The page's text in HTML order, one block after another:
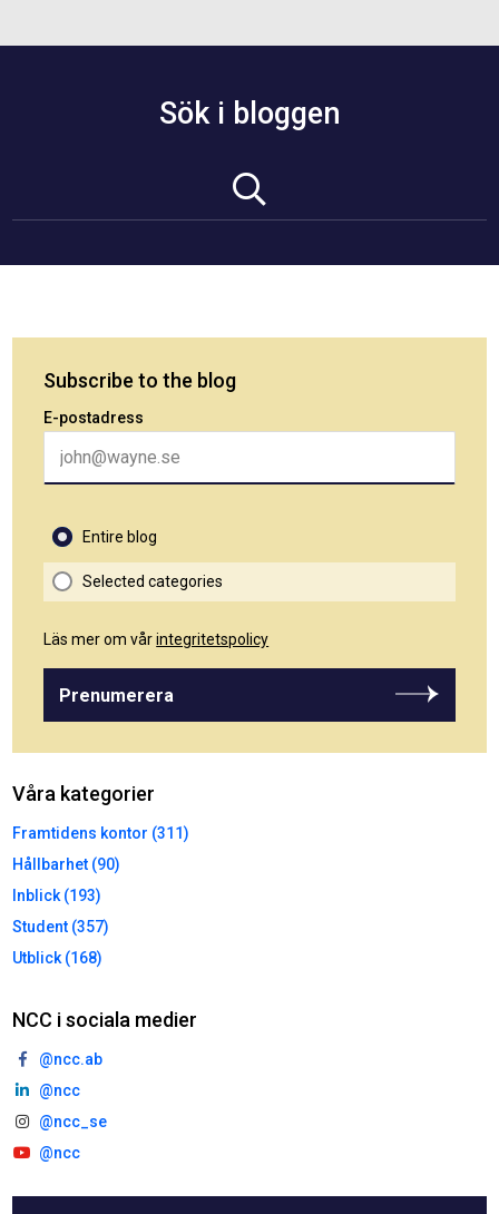
Sök i bloggen
Subscribe to the blog
E-postadress
Entire blog
Selected categories
Läs mer om vårintegritetspolicy
Prenumerera
Våra kategorier
Framtidens kontor (311)
Hållbarhet (90)
Inblick (193)
Student (357)
Utblick (168)
NCC i sociala medier
@ncc.ab
@ncc
@ncc_se
@ncc